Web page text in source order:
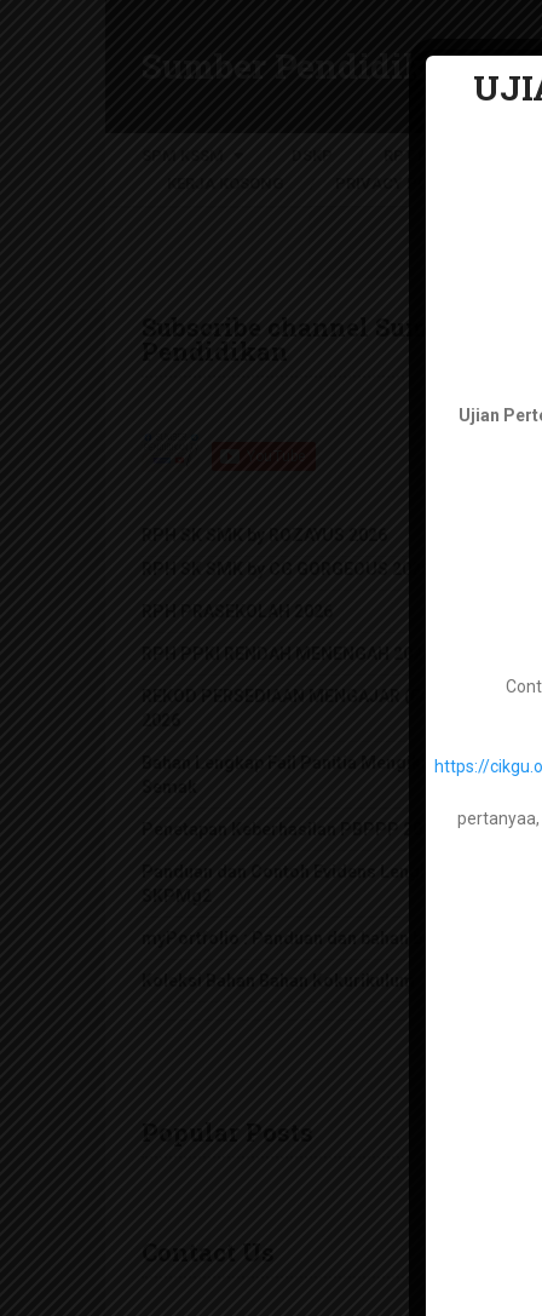
Sumber Pendidikan
Subscribe channel Sumber
Pendidikan
Bahan Lengkap Fail Panitia Mengikut Senarai
Popular Posts
Contact Us
Ujian
https://